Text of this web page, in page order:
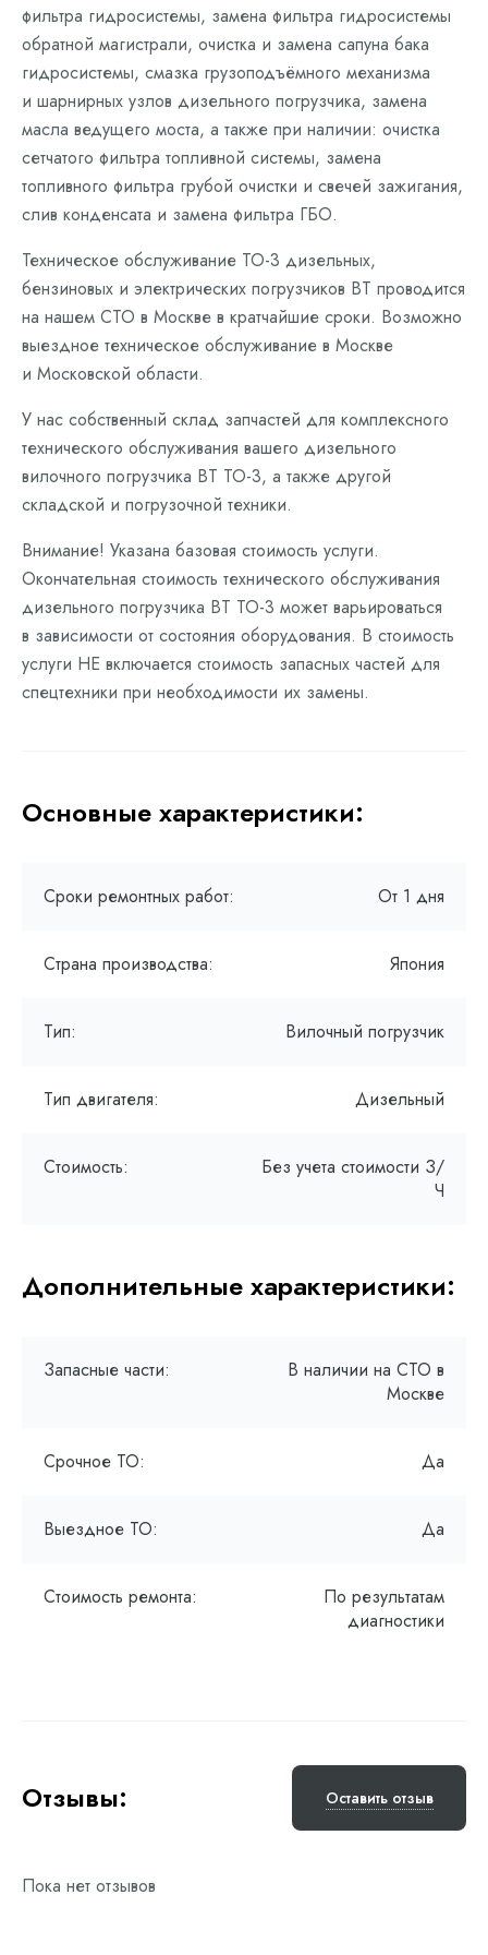
фильтра гидросистемы, замена фильтра гидросистемы
обратной магистрали, очистка и замена сапуна бака
гидросистемы, смазка грузоподъёмного механизма
и шарнирных узлов дизельного погрузчика, замена
масла ведущего моста, а также при наличии: очистка
сетчатого фильтра топливной системы, замена
топливного фильтра грубой очистки и свечей зажигания,
слив конденсата и замена фильтра ГБО.
Техническое обслуживание ТО-3 дизельных,
бензиновых и электрических погрузчиков BT проводится
на нашем СТО в Москве в кратчайшие сроки. Возможно
выездное техническое обслуживание в Москве
и Московской области.
У нас собственный склад запчастей для комплексного
технического обслуживания вашего дизельного
вилочного погрузчика BT ТО-3, а также другой
складской и погрузочной техники.
Внимание! Указана базовая стоимость услуги.
Окончательная стоимость технического обслуживания
дизельного погрузчика BT ТО-3 может варьироваться
в зависимости от состояния оборудования. В стоимость
услуги НЕ включается стоимость запасных частей для
спецтехники при необходимости их замены.
Основные характеристики:
Сроки ремонтных работ: От 1 дня
Страна производства: Япония
Тип: Вилочный погрузчик
Тип двигателя: Дизельный
Стоимость:
Без учета стоимости З/
Ч
Дополнительные характеристики:
Запасные части:
В наличии на СТО в
Москве
Срочное ТО: Да
Выездное ТО: Да
Стоимость ремонта:
По результатам
диагностики
Отзывы: Оставить отзыв
Пока нет отзывов